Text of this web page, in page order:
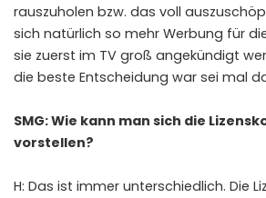
rauszuholen bzw. das voll
sich natürlich so mehr Werbung für
sie zuerst im TV groß angekündigt
die beste Entscheidung war sei mal
SMG: Wie kann man sich die
vorstellen?
H: Das ist immer unterschiedlich. Die